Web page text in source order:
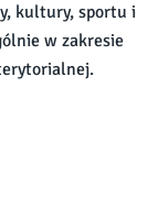
kultury, sportu i
w zakresie